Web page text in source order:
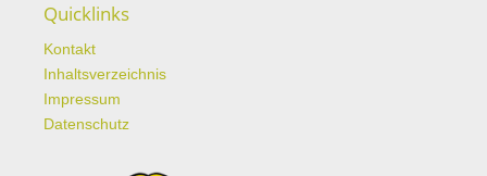
Quicklinks
Kontakt
Inhaltsverzeichnis
Impressum
Datenschutz